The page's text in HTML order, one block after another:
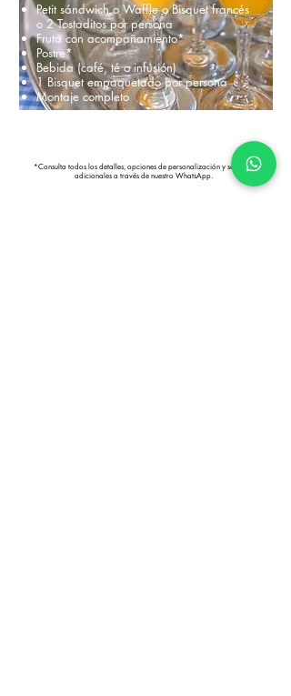
Petit sándwich o Waffle o Bisquet francés
o 2 Tostaditos por persona
Fruta con acompañamiento*
Postre*
Bebida (café, té o infusión)
1 Bisquet empaquetado por persona
Montaje completo
*Consulta todos los detalles, opciones de personalización y servicios
adicionales a través de nuestro WhatsApp.